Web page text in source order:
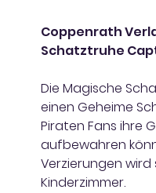
Coppenrath
Schatztruhe
Die Magische
einen Geheime
Piraten Fans ihre
aufbewahren
Verzierungen wird
Kinderzimmer.